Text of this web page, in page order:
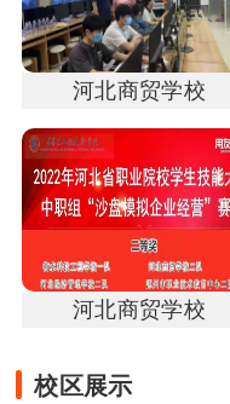
河北商贸学校
河北商贸学校
校区展示